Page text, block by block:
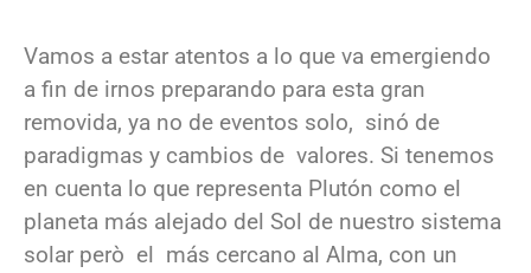
Vamos a estar atentos a lo que va emergiendo
a fin de irnos preparando para esta gran
removida, ya no de eventos solo, sinó de
paradigmas y cambios de valores. Si tenemos
en cuenta lo que representa Plutón como el
planeta más alejado del Sol de nuestro sistema
solar però el más cercano al Alma, con un